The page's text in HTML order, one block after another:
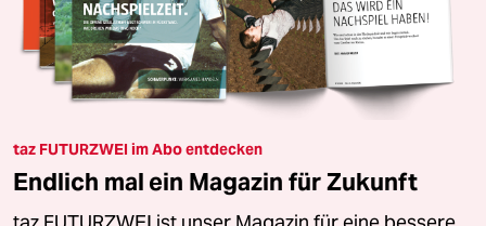
taz FUTURZWEI im Abo entdecken
Endlich mal ein Magazin für Zukunft